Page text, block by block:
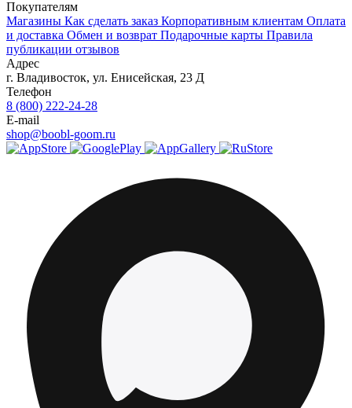
Покупателям
Магазины Как сделать заказ Корпоративным клиентам Оплата
и доставка Обмен и возврат Подарочные карты Правила
публикации отзывов
Адрес
г. Владивосток, ул. Енисейская, 23 Д
Телефон
8 (800) 222-24-28
E-mail
shop@boobl-goom.ru